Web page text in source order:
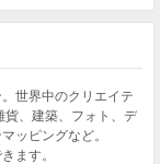
世界中のクリエイテ
貨、建築、フォト、デ
ッピングなど。
ます。